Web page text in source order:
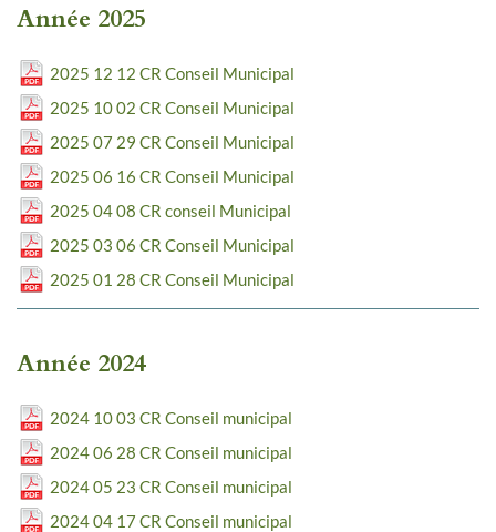
Année 2025
2025 12 12 CR Conseil Municipal
2025 10 02 CR Conseil Municipal
2025 07 29 CR Conseil Municipal
2025 06 16 CR Conseil Municipal
2025 04 08 CR conseil Municipal
2025 03 06 CR Conseil Municipal
2025 01 28 CR Conseil Municipal
Année 2024
2024 10 03 CR Conseil municipal
2024 06 28 CR Conseil municipal
2024 05 23 CR Conseil municipal
2024 04 17 CR Conseil municipal